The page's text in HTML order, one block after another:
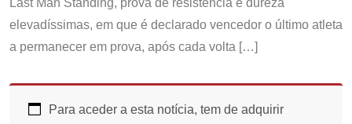
Last Man Standing, prova de resistência e dureza
elevadíssimas, em que é declarado vencedor o último atleta
a permanecer em prova, após cada volta […]
Para aceder a esta notícia, tem de adquirir